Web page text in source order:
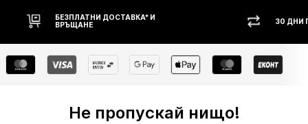
30 ДНИ ПРАВО НА ВРЪЩАНЕ
Не пропускай нищо!